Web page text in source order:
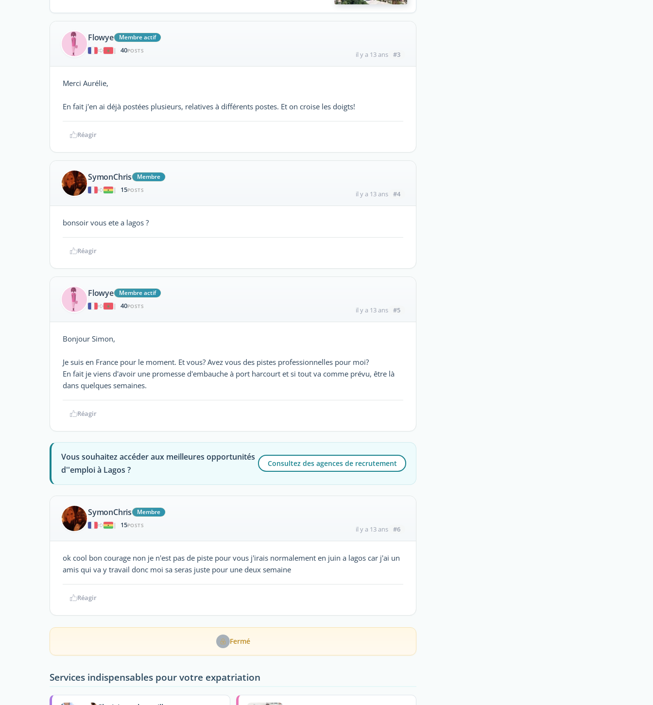
Flowye
Membre actif
|
40POSTS il y a 13 ans #3
Merci Aurélie,
En fait j'en ai déjà postées plusieurs, relatives à différents postes. Et on croise les doigts!
Réagir
SymonChris
Membre
|
15POSTS il y a 13 ans #4
bonsoir vous ete a lagos ?
Réagir
Flowye
Membre actif
|
40POSTS il y a 13 ans #5
Bonjour Simon,
Je suis en France pour le moment. Et vous? Avez vous des pistes professionnelles pour moi?
En fait je viens d'avoir une promesse d'embauche à port harcourt et si tout va comme prévu, être là
dans quelques semaines.
Réagir
Vous souhaitez accéder aux meilleures opportunités
d''emploi à Lagos ?
Consultez des agences de recrutement
SymonChris
Membre
|
15POSTS il y a 13 ans #6
ok cool bon courage non je n'est pas de piste pour vous j'irais normalement en juin a lagos car j'ai un
amis qui va y travail donc moi sa seras juste pour une deux semaine
Réagir
Fermé
Services indispensables pour votre expatriation